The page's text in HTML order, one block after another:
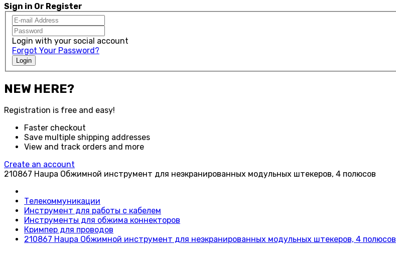
Sign in Or Register
Login with your social account
Forgot Your Password?
Login
NEW HERE?
Registration is free and easy!
Faster checkout
Save multiple shipping addresses
View and track orders and more
Create an account
210867 Haupa Обжимной инструмент для неэкранированных модульных штекеров, 4 полюсов
Телекоммуникации
Инструмент для работы с кабелем
Инструменты для обжима коннекторов
Кримпер для проводов
210867 Haupa Обжимной инструмент для неэкранированных модульных штекеров, 4 полюсов